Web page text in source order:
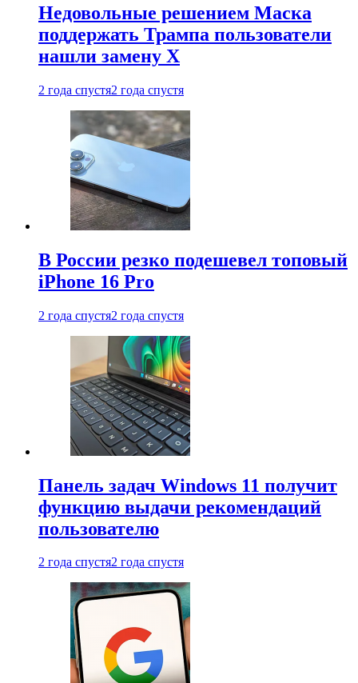
Недовольные решением Маска
поддержать Трампа пользователи
нашли замену X
2 года спустя2 года спустя
В России резко подешевел топовый
iPhone 16 Pro
2 года спустя2 года спустя
Панель задач Windows 11 получит
функцию выдачи рекомендаций
пользователю
2 года спустя2 года спустя